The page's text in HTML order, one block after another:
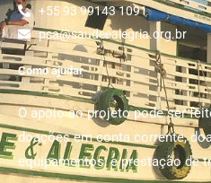
+55 93 99143 1091
psa@saudeealegria.org.br
Como ajudar
O apoio ao projeto pode ser
doações em conta corrente,
equipamentos; e prestação de